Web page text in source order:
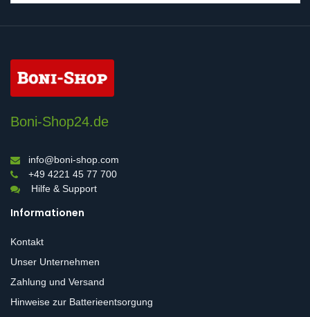
Boni-Shop24.de
info@boni-shop.com
+49 4221 45 77 700
Hilfe & Support
Informationen
Kontakt
Unser Unternehmen
Zahlung und Versand
Hinweise zur Batterieentsorgung